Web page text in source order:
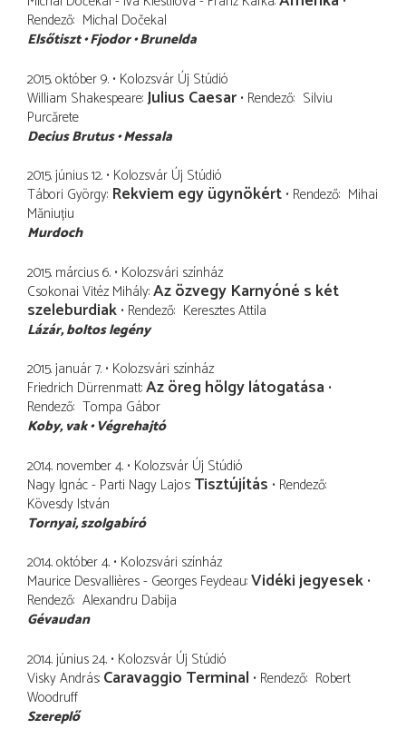
Rendező Michal Dočekal
Elsőtiszt Fjodor Brunelda
2015. október 9. Kolozsvár Új Stúdió
William Shakespeare Julius Caesar Rendező Silviu
Purcărete
Decius Brutus Messala
2015. június 12. Kolozsvár Új Stúdió
Tábori György Rekviem egy ügynökért Rendező Mihai
Măniuțiu
Murdoch
2015. március 6. Kolozsvári színház
Csokonai Vitéz Mihály Az özvegy Karnyóné s két
szeleburdiak Rendező Keresztes Attila
Lázár boltos legény
2015. január 7. Kolozsvári színház
Friedrich Dürrenmatt Az öreg hölgy látogatása
Rendező Tompa Gábor
Koby vak Végrehajtó
2014. november 4. Kolozsvár Új Stúdió
Nagy Ignác - Parti Nagy Lajos Tisztújítás Rendező
Kövesdy István
Tornyai szolgabíró
2014. október 4. Kolozsvári színház
Maurice Desvallières - Georges Feydeau Vidéki jegyesek
Rendező Alexandru Dabija
Gévaudan
2014. június 24. Kolozsvár Új Stúdió
Visky András Caravaggio Terminal Rendező Robert
Woodruff
Szereplő